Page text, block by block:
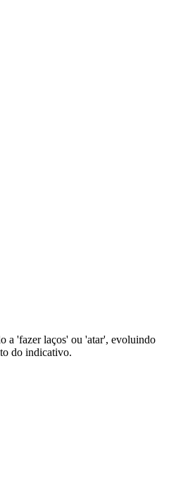
a 'fazer laços' ou 'atar', evoluindo
do indicativo.